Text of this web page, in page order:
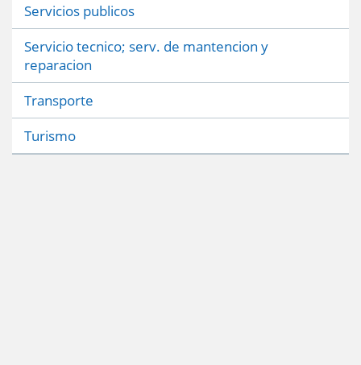
Servicios publicos
Servicio tecnico; serv. de mantencion y
reparacion
Transporte
Turismo